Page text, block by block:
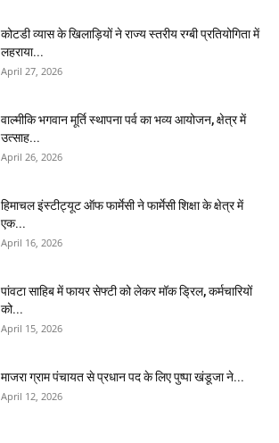
कोटडी व्यास के खिलाड़ियों ने राज्य स्तरीय रग्बी प्रतियोगिता में
लहराया...
April 27, 2026
वाल्मीकि भगवान मूर्ति स्थापना पर्व का भव्य आयोजन, क्षेत्र में
उत्साह...
April 26, 2026
हिमाचल इंस्टीट्यूट ऑफ फार्मेसी ने फार्मेसी शिक्षा के क्षेत्र में
एक...
April 16, 2026
पांवटा साहिब में फायर सेफ्टी को लेकर मॉक ड्रिल, कर्मचारियों
को...
April 15, 2026
माजरा ग्राम पंचायत से प्रधान पद के लिए पुष्पा खंडूजा ने...
April 12, 2026